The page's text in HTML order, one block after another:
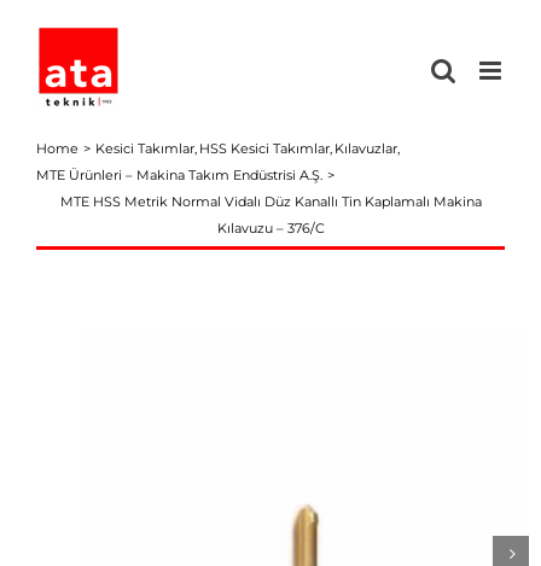
content
Home Kesici Takımlar HSS Kesici Takımlar Kılavuzlar
MTE Ürünleri – Makina Takım Endüstrisi A.Ş.
MTE HSS Metrik Normal Vidalı Düz Kanallı Tin Kaplamalı Makina
Kılavuzu – 376/C